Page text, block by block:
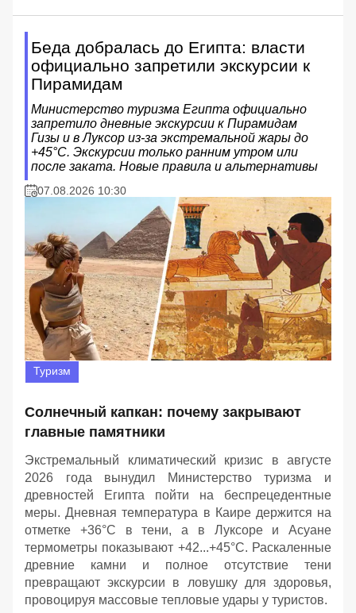
Беда добралась до Египта: власти
официально запретили экскурсии к
Пирамидам
Министерство туризма Египта официально
запретило дневные экскурсии к Пирамидам
Гизы и в Луксор из-за экстремальной жары до
+45°C. Экскурсии только ранним утром или
после заката. Новые правила и альтернативы
07.08.2026 10:30
Туризм
Солнечный капкан: почему закрывают
главные памятники
Экстремальный климатический кризис в августе
2026 года вынудил Министерство туризма и
древностей Египта пойти на беспрецедентные
меры. Дневная температура в Каире держится на
отметке +36°C в тени, а в Луксоре и Асуане
термометры показывают +42...+45°C. Раскаленные
древние камни и полное отсутствие тени
превращают экскурсии в ловушку для здоровья,
провоцируя массовые тепловые удары у туристов.